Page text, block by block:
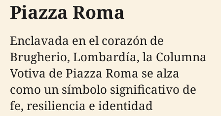
Piazza Roma
Enclavada en el corazón de
Brugherio, Lombardía, la Columna
Votiva de Piazza Roma se alza
como un símbolo significativo de
fe, resiliencia e identidad